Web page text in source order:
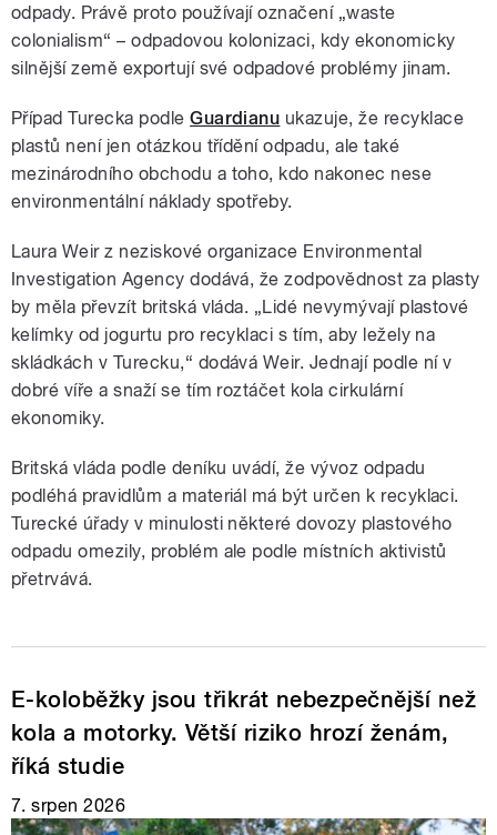
odpady. Právě proto používají označení „waste
colonialism“ – odpadovou kolonizaci, kdy ekonomicky
silnější země exportují své odpadové problémy jinam.
Případ Turecka podleGuardianu ukazuje, že recyklace
plastů není jen otázkou třídění odpadu, ale také
mezinárodního obchodu a toho, kdo nakonec nese
environmentální náklady spotřeby.
Laura Weir z neziskové organizace Environmental
Investigation Agency dodává, že zodpovědnost za plasty
by měla převzít britská vláda. „Lidé nevymývají plastové
kelímky od jogurtu pro recyklaci s tím, aby ležely na
skládkách v Turecku,“ dodává Weir. Jednají podle ní v
dobré víře a snaží se tím roztáčet kola cirkulární
ekonomiky.
Britská vláda podle deníku uvádí, že vývoz odpadu
podléhá pravidlům a materiál má být určen k recyklaci.
Turecké úřady v minulosti některé dovozy plastového
odpadu omezily, problém ale podle místních aktivistů
přetrvává.
E-koloběžky jsou třikrát nebezpečnější než
kola a motorky. Větší riziko hrozí ženám,
říká studie
7. srpen 2026